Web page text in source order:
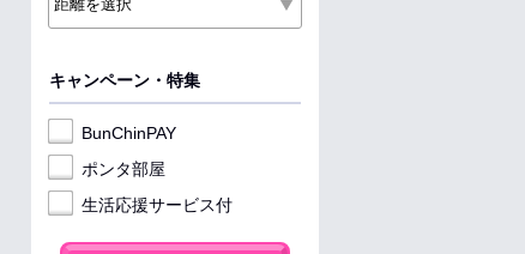
キャンペーン・特集
BunChinPAY
ポンタ部屋
生活応援サービス付